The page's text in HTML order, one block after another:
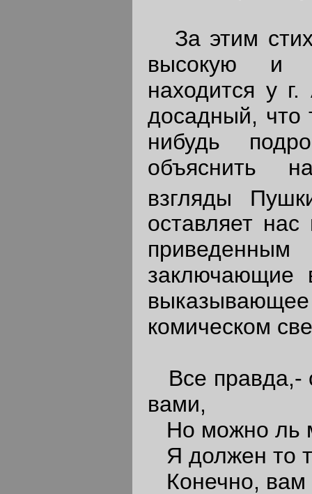
За этим
высокую и
находится у
досадный, что
нибудь
объяснить
взгляды
оставляет
заключающие
комическом
Все правда,-
вами,
Но можно ль
Я должен то
Конечно, вам